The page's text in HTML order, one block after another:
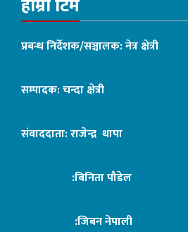
हाम्रो टिम
प्रबन्ध निर्देशक/सञ्चालक: नेत्र क्षेत्री
सम्पादक: चन्दा क्षेत्री
संवाददाता: राजेन्द्र थापा
:बिनिता पौडेल
:जिबन नेपाली